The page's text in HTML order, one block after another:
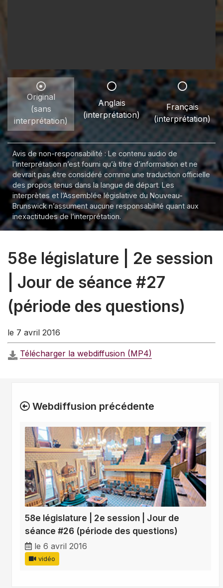
Original
(sans
interprétation)
Anglais
(interprétation)
Français
(interprétation)
Avis de non-responsabilité : Le contenu audio de
l’interprétation n’est fourni qu’à titre d’information et ne
devrait pas être considéré comme une traduction officielle
des propos tenus dans la langue de départ. Les
interprètes et l’Assemblée législative du Nouveau-
Brunswick n’assument aucune responsabilité quant aux
inexactitudes de l’interprétation.
58e législature | 2e session
| Jour de séance #27
(période des questions)
le 7 avril 2016
Télécharger la webdiffusion (MP4)
Webdiffusion précédente
58e législature | 2e session | Jour de
séance #26 (période des questions)
le 6 avril 2016
vidéo